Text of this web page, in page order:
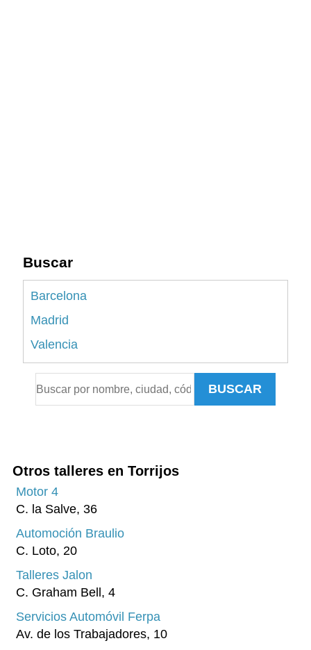
Buscar
Barcelona
Madrid
Valencia
Sevilla
A Coruña
Islas Baleares
Pontevedra
Tenerife
Granada
Tarragona
Cádiz
BUSCAR
Otros talleres en Torrijos
Motor 4
C. la Salve, 36
Automoción Braulio
C. Loto, 20
Talleres Jalon
C. Graham Bell, 4
Servicios Automóvil Ferpa
Av. de los Trabajadores, 10